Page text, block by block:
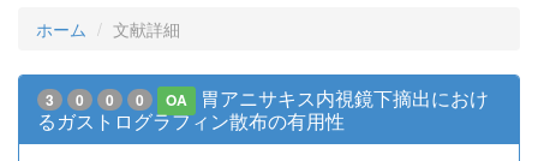
ホーム 文献詳細
3 0 0 0 OA
胃アニサキス内視鏡下摘出におけ
るガストログラフィン散布の有用性